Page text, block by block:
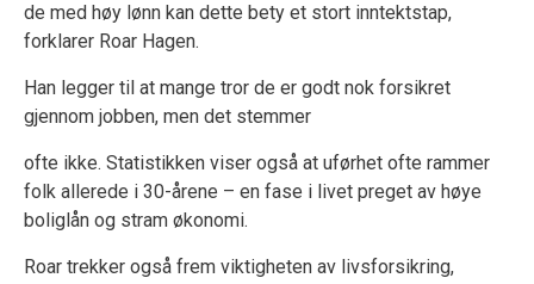
de med høy lønn kan dette bety et stort inntektstap,
forklarer Roar Hagen.
Han legger til at mange tror de er godt nok forsikret
gjennom jobben, men det stemmer
ofte ikke. Statistikken viser også at uførhet ofte rammer
folk allerede i 30-årene – en fase i livet preget av høye
boliglån og stram økonomi.
Roar trekker også frem viktigheten av livsforsikring,